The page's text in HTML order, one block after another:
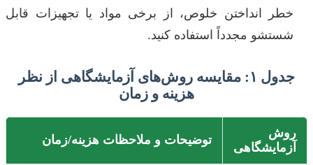
خطر انداختن خلوص، از برخی مواد یا تجهیزات قابل
شستشو مجدداً استفاده کنید.
جدول ۱: مقایسه روش‌های آزمایشگاهی از نظر
هزینه و زمان
روش
آزمایشگاهی
توضیحات و ملاحظات هزینه/زمان